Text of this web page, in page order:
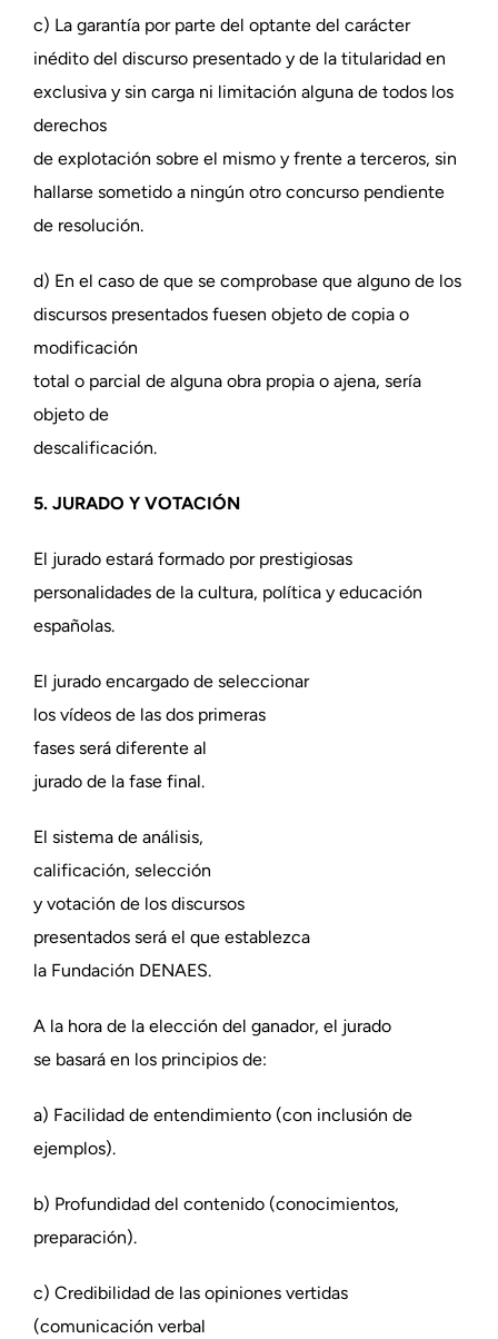
c) La garantía por parte del optante del carácter
inédito del discurso presentado y de la titularidad en
exclusiva y sin carga ni limitación alguna de todos los
derechos
de explotación sobre el mismo y frente a terceros, sin
hallarse sometido a ningún otro concurso pendiente
de resolución.
d) En el caso de que se comprobase que alguno de los
discursos presentados fuesen objeto de copia o
modificación
total o parcial de alguna obra propia o ajena, sería
objeto de
descalificación.
5. JURADO Y VOTACIÓN
El jurado estará formado por prestigiosas
personalidades de la cultura, política y educación
españolas.
El jurado encargado de seleccionar
los vídeos de las dos primeras
fases será diferente al
jurado de la fase final.
El sistema de análisis,
calificación, selección
y votación de los discursos
presentados será el que establezca
la Fundación DENAES.
A la hora de la elección del ganador, el jurado
se basará en los principios de:
a) Facilidad de entendimiento (con inclusión de
ejemplos).
b) Profundidad del contenido (conocimientos,
preparación).
c) Credibilidad de las opiniones vertidas
(comunicación verbal